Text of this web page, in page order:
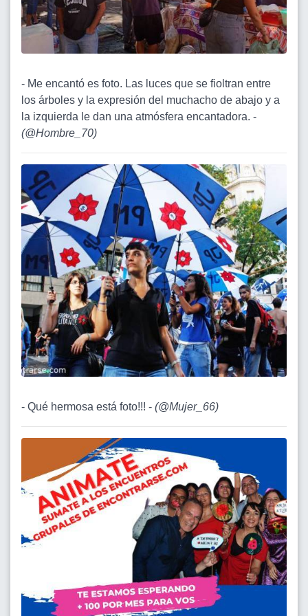
- Me encantó es foto. Las luces que se fioltran entre
los árboles y la expresión del muchacho de abajo y a
la izquierda le dan una atmósfera encantadora. -
(@Hombre_70)
- Qué hermosa está foto!!! - (@Mujer_66)